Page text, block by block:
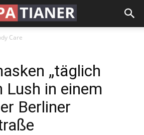
Care
„täglich
Lush in einem
Berliner